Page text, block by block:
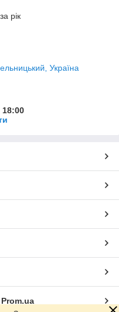
рік
Україна
18:00
Prom.ua